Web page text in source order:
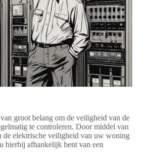
groot belang om de veiligheid van de
te controleren. Door middel van
de elektrische veiligheid van uw woning
hierbij afhankelijk bent van een